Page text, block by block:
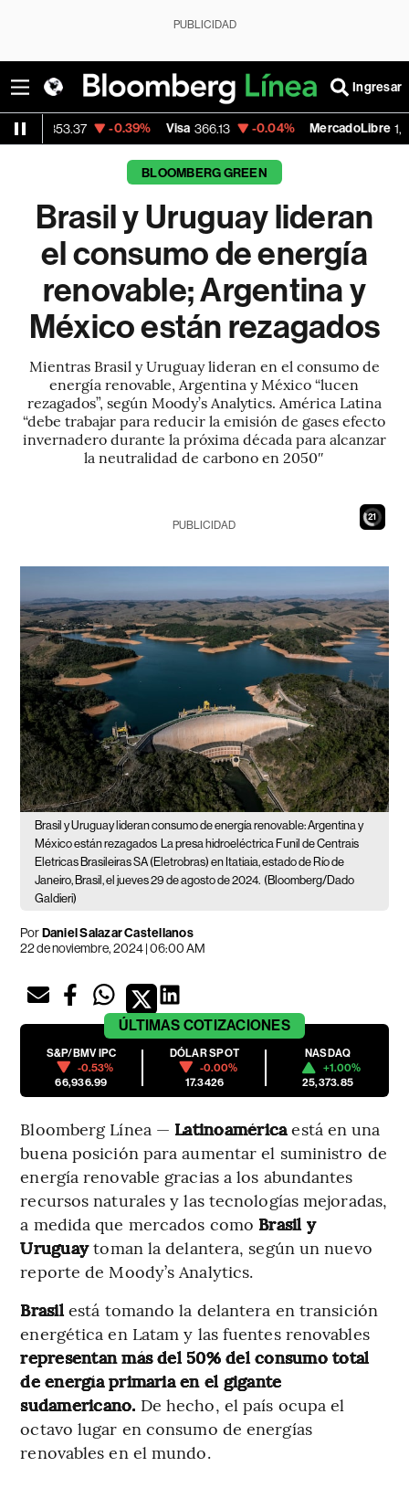
PUBLICIDAD
Ingresar
-0.39% Visa 366.13 -0.04% MercadoLibre 1,879.59 -
BLOOMBERG GREEN
Brasil y Uruguay lideran
el consumo de energía
renovable; Argentina y
México están rezagados
Mientras Brasil y Uruguay lideran en el consumo de
energía renovable, Argentina y México “lucen
rezagados”, según Moody’s Analytics. América Latina
“debe trabajar para reducir la emisión de gases efecto
invernadero durante la próxima década para alcanzar
la neutralidad de carbono en 2050″
19
PUBLICIDAD
Brasil y Uruguay lideran consumo de energía renovable: Argentina y
México están rezagados
La presa hidroeléctrica Funil de Centrais
Eletricas Brasileiras SA (Eletrobras) en Itatiaia, estado de Río de
Janeiro, Brasil, el jueves 29 de agosto de 2024. (Bloomberg/Dado
Galdieri)
PorDaniel Salazar Castellanos
22 de noviembre, 2024 | 06:00 AM
ÚLTIMAS COTIZACIONES
S&P/BMV IPC
-0.53%
66,936.99
DÓLAR SPOT
-0.00%
17.3426
NASDAQ
+1.00%
25,373.85
Bloomberg Línea — Latinoaméricaestá en una
buena posición para aumentar el suministro de
energía renovable gracias a los abundantes
recursos naturales y las tecnologías mejoradas,
a medida que mercados como Brasil y
Uruguaytoman la delantera, según un nuevo
reporte de Moody’s Analytics.
Brasilestá tomando la delantera en transición
energética en Latam y las fuentes renovables
representan más del 50% del consumo total
de energía primaria en el gigante
sudamericano. De hecho, el país ocupa el
octavo lugar en consumo de energías
renovables en el mundo.